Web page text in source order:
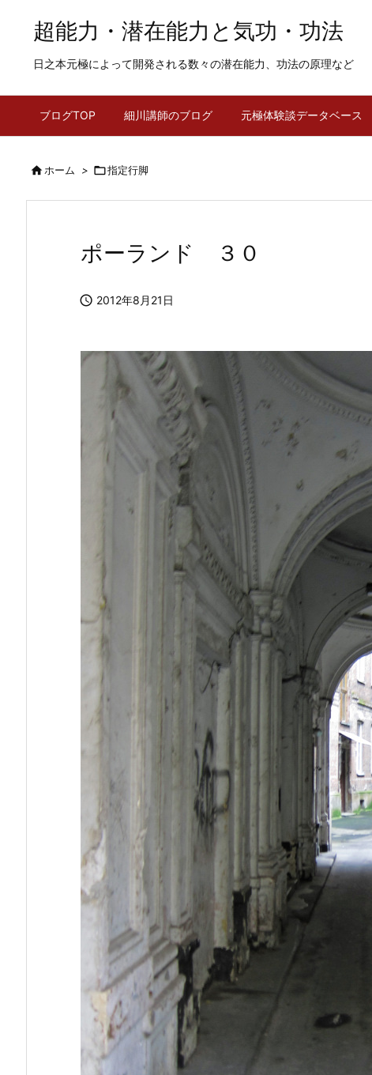
超能力・潜在能力と気功・功法
日之本元極によって開発される数々の潜在能力、功法の原理など
ブログTOP 細川講師のブログ 元極体験談データベース
ホーム > 指定行脚
ポーランド ３０
 2012年8月21日